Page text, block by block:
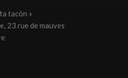
tacón »
23 rue de mauves